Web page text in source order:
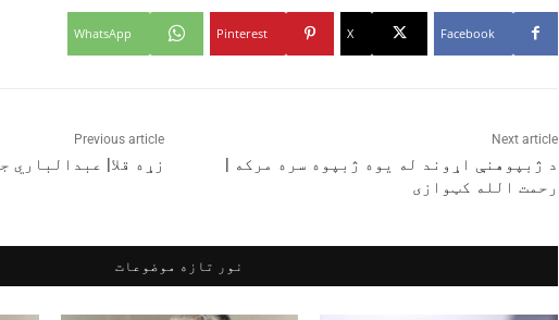
Facebook
X
Pinterest
WhatsApp
Previous article
زړه قلا| عبدالباري
Next article
د ژبپوهنې اړوند له یوه ژبپوه سره مرکه |
رحمت الله کټوازی
نور تازه موضوعات